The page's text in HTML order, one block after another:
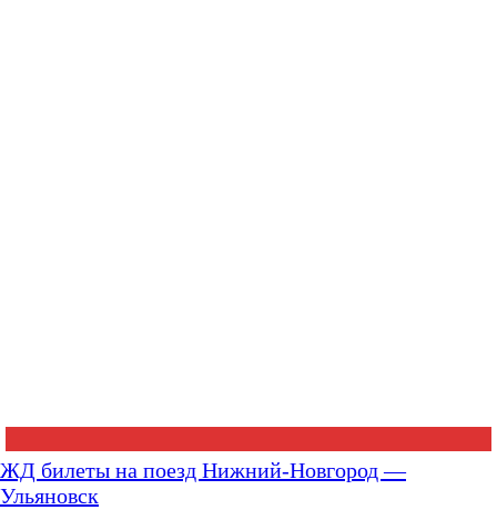
ЖД билеты на поезд Нижний-Новгород —
Ульяновск